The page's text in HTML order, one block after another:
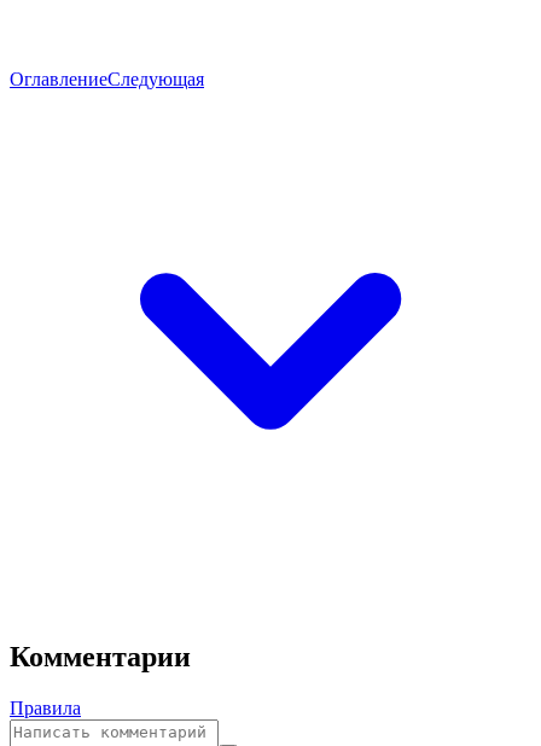
ОглавлениеСледующая
Комментарии
Правила